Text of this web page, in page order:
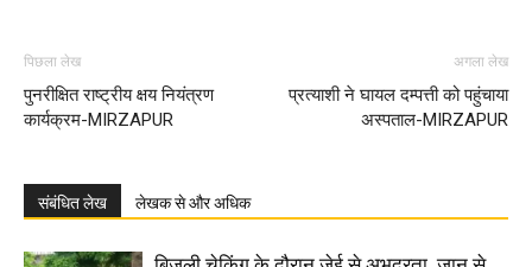
पिछला लेख
पुनरीक्षित राष्ट्रीय क्षय नियंत्रण
कार्यक्रम-MIRZAPUR
अगला लेख
प्रत्याशी ने घायल दम्पत्ती को पहुंचाया
अस्पताल-MIRZAPUR
संबंधित लेख लेखक से और अधिक